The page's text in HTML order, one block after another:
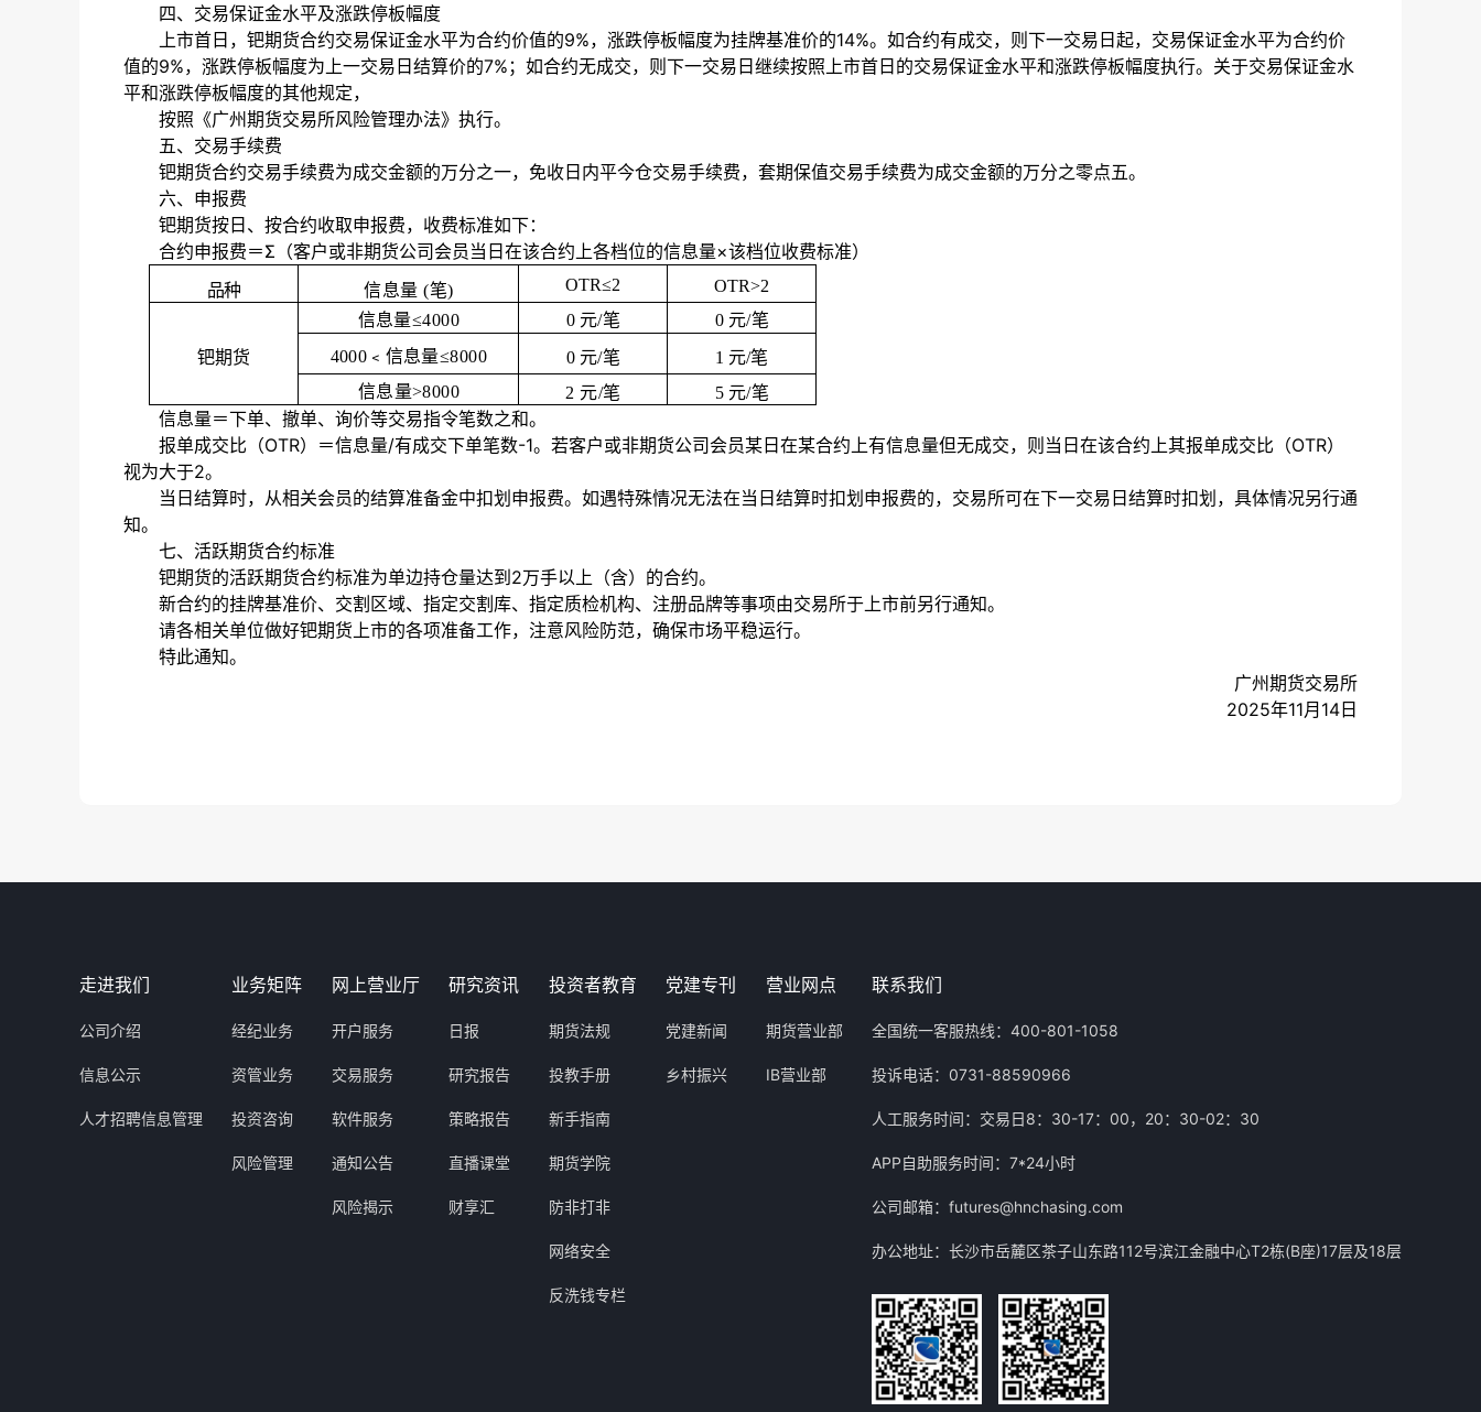
四、交易保证金水平及涨跌停板幅度
上市首日，钯期货合约交易保证金水平为合约价值的9%，涨跌停板幅度为挂牌基准价的14%。如合约有成交，则下一交易日起，交易保证金水平为合约价
值的9%，涨跌停板幅度为上一交易日结算价的7%；如合约无成交，则下一交易日继续按照上市首日的交易保证金水平和涨跌停板幅度执行。关于交易保证金水
平和涨跌停板幅度的其他规定，
按照《广州期货交易所风险管理办法》执行。
五、交易手续费
钯期货合约交易手续费为成交金额的万分之一，免收日内平今仓交易手续费，套期保值交易手续费为成交金额的万分之零点五。
六、申报费
钯期货按日、按合约收取申报费，收费标准如下：
合约申报费＝Σ（客户或非期货公司会员当日在该合约上各档位的信息量×该档位收费标准）
品种 信息量 (笔) OTR≤2 OTR>2
钯期货
信息量≤4000 0 元/笔 0 元/笔
4000﹤信息量≤8000 0 元/笔
1 元/笔
信息量>8000 2 元/笔 5 元/笔
信息量＝下单、撤单、询价等交易指令笔数之和。
报单成交比（OTR）＝信息量/有成交下单笔数-1。若客户或非期货公司会员某日在某合约上有信息量但无成交，则当日在该合约上其报单成交比（OTR）
视为大于2。
当日结算时，从相关会员的结算准备金中扣划申报费。如遇特殊情况无法在当日结算时扣划申报费的，交易所可在下一交易日结算时扣划，具体情况另行通
知。
七、活跃期货合约标准
钯期货的活跃期货合约标准为单边持仓量达到 2万手以上（含）的合约。
新合约的挂牌基准价、交割区域、指定交割库、指定质检机构、注册品牌等事项由交易所于上市前另行通知。
请各相关单位做好钯期货上市的各项准备工作，注意风险防范，确保市场平稳运行。
特此通知。
广州期货交易所
2025年11月14日
走进我们
公司介绍
信息公示
人才招聘信息管理
业务矩阵
经纪业务
资管业务
投资咨询
风险管理
网上营业厅
开户服务
交易服务
软件服务
通知公告
风险揭示
研究资讯
日报
研究报告
策略报告
直播课堂
财享汇
投资者教育
期货法规
投教手册
新手指南
期货学院
防非打非
网络安全
反洗钱专栏
党建专刊
党建新闻
乡村振兴
营业网点
期货营业部
IB营业部
联系我们
全国统一客服热线：400-801-1058
投诉电话：0731-88590966
人工服务时间：交易日8：30-17：00，20：30-02：30
APP自助服务时间：7*24小时
公司邮箱：futures@hnchasing.com
办公地址：长沙市岳麓区茶子山东路112号滨江金融中心T2栋(B座)17层及18层